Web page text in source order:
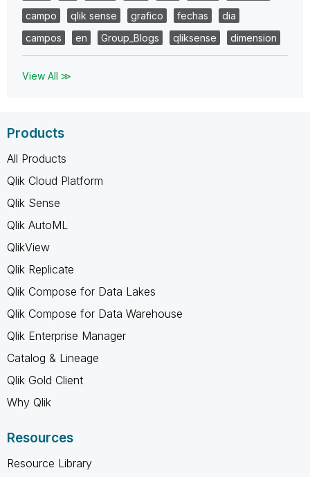
campo
qlik sense grafico fechas
dia
campos
en Group_Blogs qliksense dimension
View All ≫
Products
All Products
Qlik Cloud Platform
Qlik Sense
Qlik AutoML
QlikView
Qlik Replicate
Qlik Compose for Data Lakes
Qlik Compose for Data Warehouse
Qlik Enterprise Manager
Catalog & Lineage
Qlik Gold Client
Why Qlik
Resources
Resource Library